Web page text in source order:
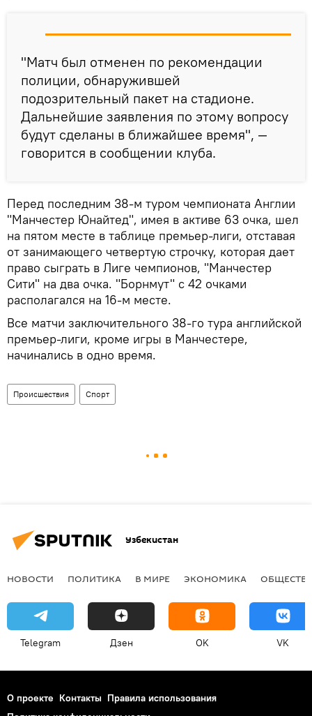
"Матч был отменен по рекомендации
полиции, обнаружившей
подозрительный пакет на стадионе.
Дальнейшие заявления по этому вопросу
будут сделаны в ближайшее время", —
говорится в сообщении клуба.
Перед последним 38-м туром чемпионата Англии
"Манчестер Юнайтед", имея в активе 63 очка, шел
на пятом месте в таблице премьер-лиги, отставая
от занимающего четвертую строчку, которая дает
право сыграть в Лиге чемпионов, "Манчестер
Сити" на два очка. "Борнмут" с 42 очками
располагался на 16-м месте.
Все матчи заключительного 38-го тура английской
премьер-лиги, кроме игры в Манчестере,
начинались в одно время.
Происшествия Спорт
Узбекистан
НОВОСТИ ПОЛИТИКА В МИРЕ ЭКОНОМИКА
Telegram Дзен OK VK
О проекте Контакты Правила использования